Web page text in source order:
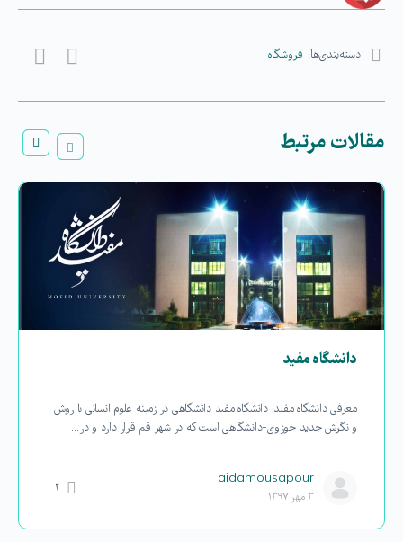
دسته‌بندی‌ها: فروشگاه
مقالات مرتبط
دانشگاه مفید
معرفی دانشگاه مفید: دانشگاه مفید دانشگاهی در زمینه علوم انسانی با روش
و نگرش جدید حوزوی-دانشگاهی است که در شهر قم قرار دارد و در…
aidamousapour
۳ مهر ۱۳۹۷
۲